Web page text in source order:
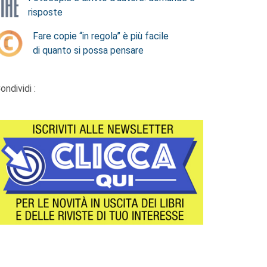
risposte
Fare copie “in regola” è più facile
di quanto si possa pensare
: